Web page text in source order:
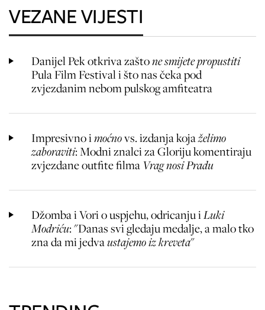
VEZANE VIJESTI
Danijel Pek otkriva zaštone smijete propustiti
Pula Film Festival i što nas čeka pod
zvjezdanim nebom pulskog amfiteatra
Impresivno imoćnovs. izdanja kojaželimo
zaboraviti: Modni znalci za Gloriju komentiraju
zvjezdane outfite filmaVrag nosi Pradu
Džomba i Vori o uspjehu, odricanju iLuki
Modriću: "Danas svi gledaju medalje, a malo tko
zna da mi jedvaustajemo iz kreveta"